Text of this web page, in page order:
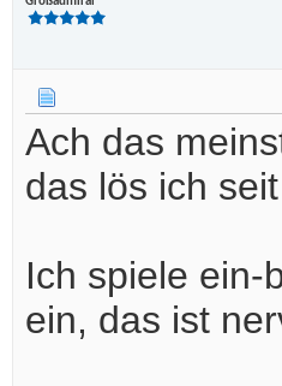
Ach das
das lös ich
Ich spiele ein-
ein, das ist